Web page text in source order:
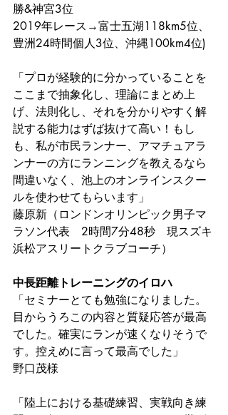
勝&神宮3位
2019年レース→富士五湖118km5位、
豊洲24時間個人3位、沖縄100km4位)
「プロが経験的に分かっていることを
ここまで抽象化し、理論にまとめ上
げ、法則化し、それを分かりやすく解
説する能力はずば抜けて高い！もし
も、私が市民ランナー、アマチュアラ
ンナーの方にランニングを教えるなら
間違いなく、池上のオンラインスクー
ルを使わせてもらいます」
藤原新（ロンドンオリンピック男子マ
ラソン代表　2時間7分48秒　現スズキ
浜松アスリートクラブコーチ）
中長距離トレーニングのイロハ
「セミナーとても勉強になりました。
目からうろこの内容と質疑応答が最高
でした。確実にランが速くなりそうで
す。控えめに言って最高でした」
野口茂様
「陸上における基礎練習、実戦向き練